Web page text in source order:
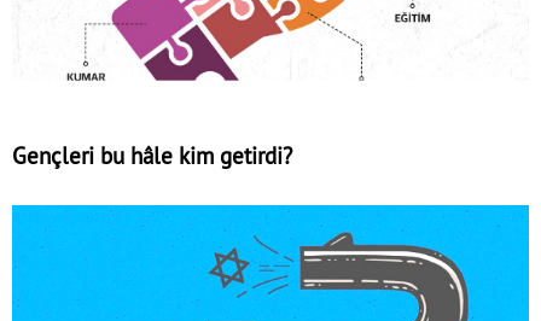
Gençleri bu hâle kim getirdi?